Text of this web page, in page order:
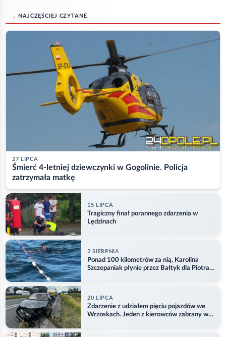
NAJCZĘŚCIEJ CZYTANE
27 LIPCA
Śmierć 4-letniej dziewczynki w Gogolinie. Policja
zatrzymała matkę
15 LIPCA
Tragiczny finał porannego zdarzenia w
Lędzinach
2 SIERPNIA
Ponad 100 kilometrów za nią. Karolina
Szczepaniak płynie przez Bałtyk dla Piotra.
20 LIPCA
Zdarzenie z udziałem pięciu pojazdów we
Wrzoskach. Jeden z kierowców zabrany w